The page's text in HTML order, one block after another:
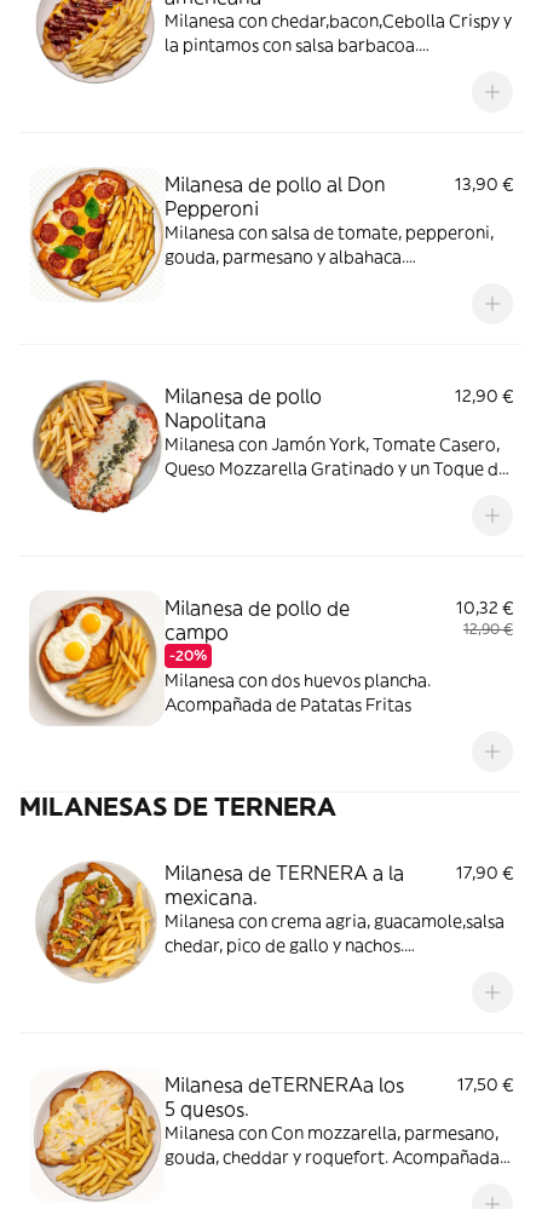
Milanesa con chedar,bacon,Cebolla Crispy y
la pintamos con salsa barbacoa.
Milanesa de pollo al Don
Pepperoni
13,90 €
Milanesa con salsa de tomate, pepperoni,
gouda, parmesano y albahaca.
Milanesa de pollo
Napolitana
12,90 €
Milanesa con Jamón York, Tomate Casero,
Queso Mozzarella Gratinado y un Toque de
Milanesa de pollo de
campo
-20%
10,32 €
12,90 €
Milanesa con dos huevos plancha.
Acompañada de Patatas Fritas
MILANESAS DE TERNERA
Milanesa de TERNERA a la
mexicana.
17,90 €
Milanesa con crema agria, guacamole,salsa
chedar, pico de gallo y nachos.
Milanesa deTERNERAa los
5 quesos.
17,50 €
Milanesa con Con mozzarella, parmesano,
gouda, cheddar y roquefort. Acompañada